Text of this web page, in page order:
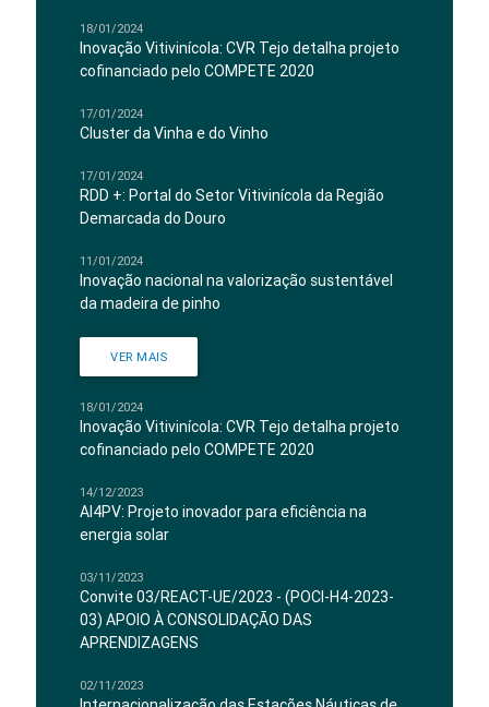
18/01/2024
Inovação Vitivinícola: CVR Tejo detalha projeto
cofinanciado pelo COMPETE 2020
17/01/2024
Cluster da Vinha e do Vinho
17/01/2024
RDD +: Portal do Setor Vitivinícola da Região
Demarcada do Douro
11/01/2024
Inovação nacional na valorização sustentável
da madeira de pinho
VER MAIS
18/01/2024
Inovação Vitivinícola: CVR Tejo detalha projeto
cofinanciado pelo COMPETE 2020
14/12/2023
AI4PV: Projeto inovador para eficiência na
energia solar
03/11/2023
Convite 03/REACT-UE/2023 - (POCI-H4-2023-
03) APOIO À CONSOLIDAÇÃO DAS
APRENDIZAGENS
02/11/2023